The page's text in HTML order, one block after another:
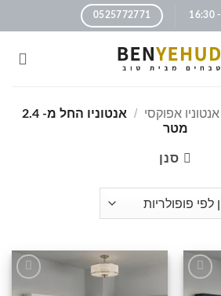
0525772771
אפוקסי /
אנטוניו החל מ- 2.4
מטר
סנן